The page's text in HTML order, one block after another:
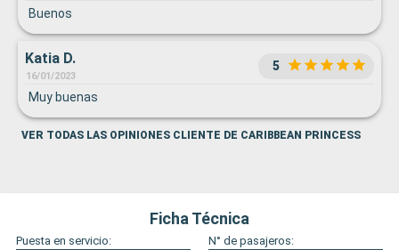
Buenos
Katia D.
16/01/2023
5
Muy buenas
VER TODAS LAS OPINIONES CLIENTE DE CARIBBEAN PRINCESS
Ficha Técnica
Puesta en servicio:
N° de pasajeros: